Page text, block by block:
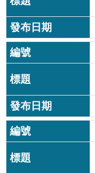
著
作
權
聲
明
政
府
網
站
資
料
開